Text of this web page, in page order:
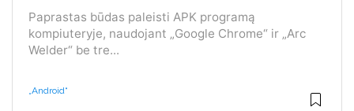
Paprastas būdas paleisti APK programą
kompiuteryje, naudojant „Google Chrome“ ir „Arc
Welder“ be tre...
„Android“